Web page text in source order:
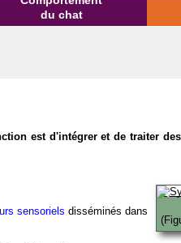
du chat
est d'intégrer et de traiter
sensoriels disséminés dans